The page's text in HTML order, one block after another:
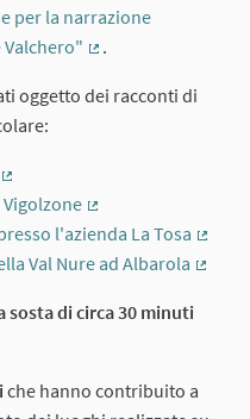
per la narrazione
.
oggetto dei racconti di
(External link)
(External link)
l'azienda La Tosa
Val Nure ad Albarola
di circa 30 minuti
che hanno contribuito a